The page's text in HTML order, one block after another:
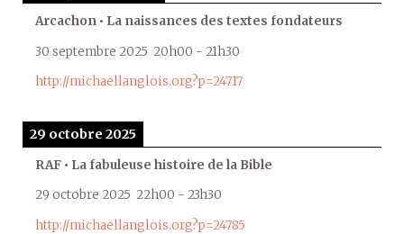
Arcachon • La naissances des textes fondateurs
30 septembre 2025 20h00 - 21h30
http://michaellanglois.org?p=24717
29 octobre 2025
RAF • La fabuleuse histoire de la Bible
29 octobre 2025 22h00 - 23h30
http://michaellanglois.org?p=24785